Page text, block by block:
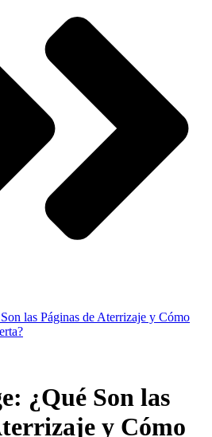
las Páginas de Aterrizaje y Cómo
¿Qué Son las
y Cómo